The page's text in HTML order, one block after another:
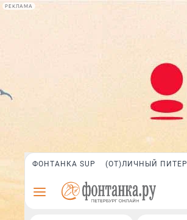
РЕКЛАМА
ФОНТАНКА SUP (ОТ)ЛИЧНЫЙ ПИТЕР